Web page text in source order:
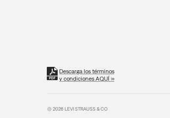
Descarga los términos
y condiciones AQUÍ »
© 2026 LEVI STRAUSS & CO